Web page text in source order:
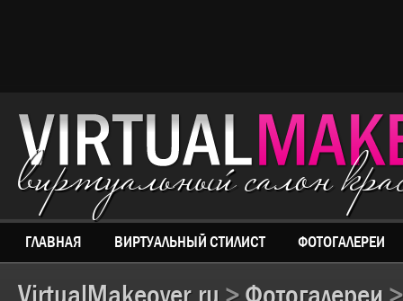
виртуальный салон
ГЛАВНАЯ ВИРТУАЛЬНЫЙ СТИЛИСТ ФОТОГАЛЕРЕИ